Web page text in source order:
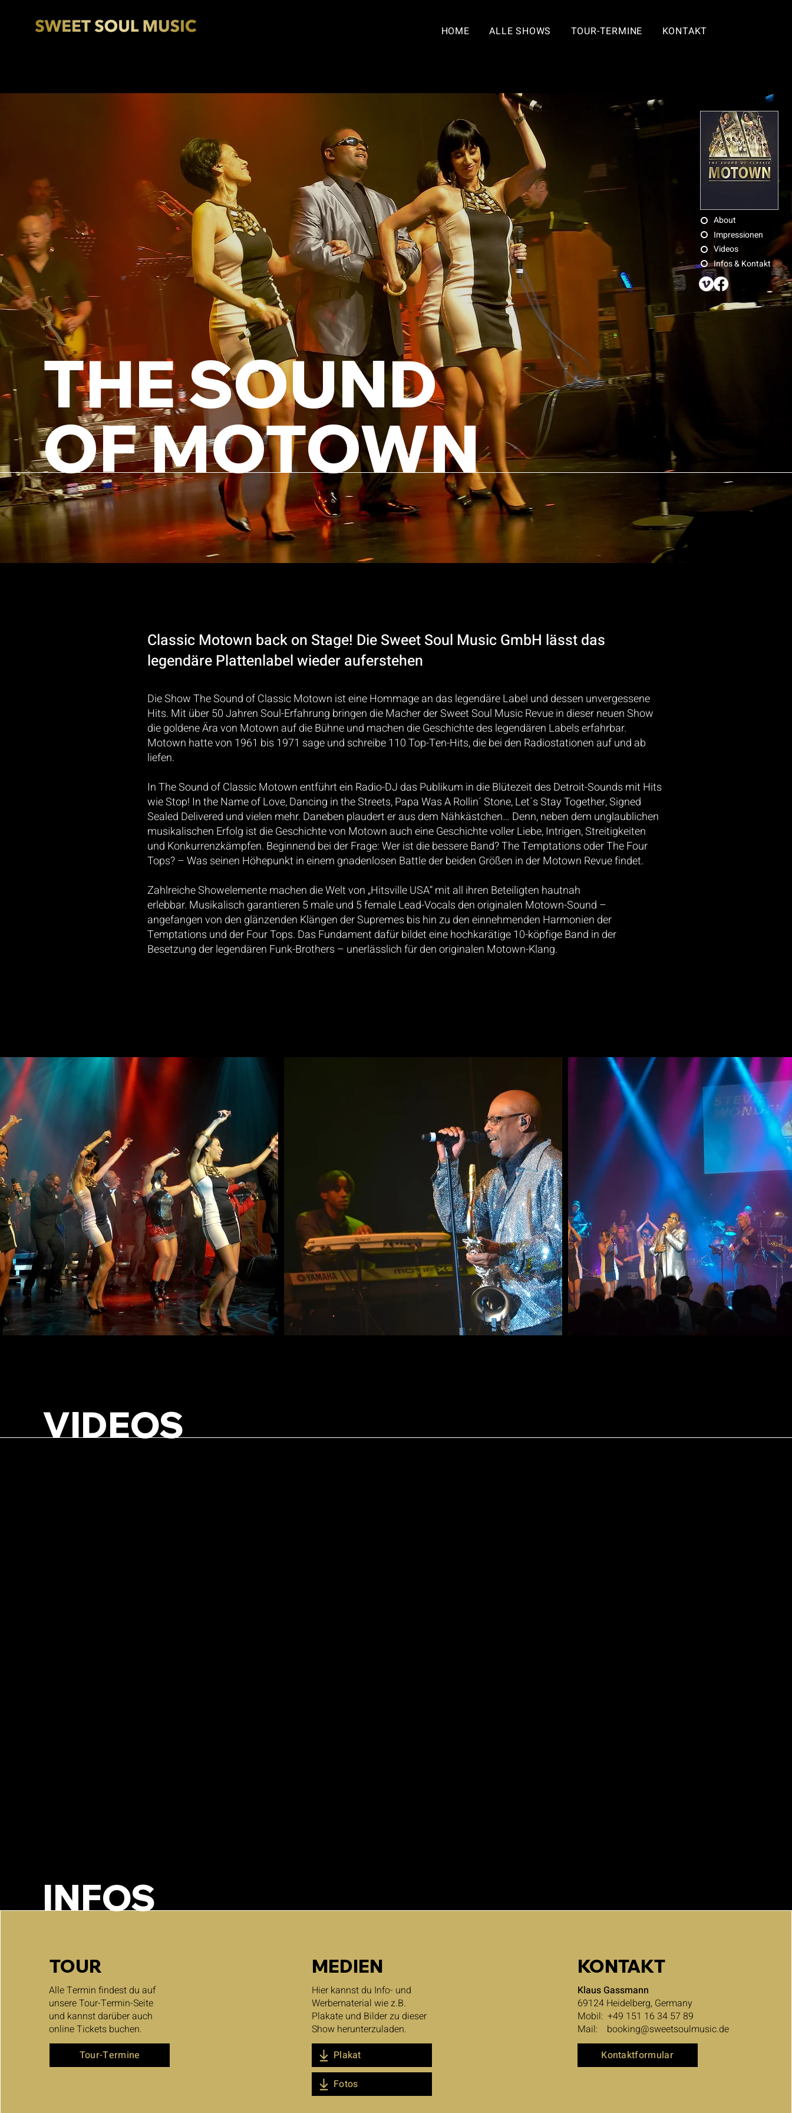
HOME ALLE SHOWS TOUR-TERMINE KONTAKT
About
Impressionen
Videos
Infos & Kontakt
THE SOUND
OF MOTOWN
Classic Motown back on Stage! Die Sweet Soul Music GmbH lässt das
legendäre Plattenlabel wieder auferstehen
Die Show The Sound of Classic Motown ist eine Hommage an das legendäre Label und dessen unvergessene
Hits. Mit über 50 Jahren Soul-Erfahrung bringen die Macher der Sweet Soul Music Revue in dieser neuen Show
die goldene Ära von Motown auf die Bühne und machen die Geschichte des legendären Labels erfahrbar.
Motown hatte von 1961 bis 1971 sage und schreibe 110 Top-Ten-Hits, die bei den Radiostationen auf und ab
liefen.
In The Sound of Classic Motown entführt ein Radio-DJ das Publikum in die Blütezeit des Detroit-Sounds mitHits
wie Stop! In the Name of Love, Dancing in the Streets, Papa Was A Rollin´ Stone, Let´s Stay Together,Signed
Sealed Delivered und vielen mehr. Daneben plaudert er aus dem Nähkästchen… Denn, neben dem unglaublichen
musikalischen Erfolg ist die Geschichte von Motown auch eine Geschichte voller Liebe,Intrigen, Streitigkeiten
und Konkurrenzkämpfen. Beginnend bei der Frage: Wer ist die bessere Band? TheTemptations oder The Four
Tops? – Was seinen Höhepunkt in einem gnadenlosen Battle der beiden Größen in der Motown Revue findet.
Zahlreiche Showelemente machen die Welt von „Hitsville USA“ mit all ihren Beteiligten hautnah
erlebbar. Musikalisch garantieren 5 male und 5 female Lead-Vocals den originalen Motown-Sound –
angefangen von den glänzenden Klängen der Supremes bis hin zu den einnehmenden Harmonien der
Temptations und derFour Tops. Das Fundament dafür bildet eine hochkarätige 10-köpfige Band in der
Besetzung der legendären Funk-Brothers – unerlässlich für den originalen Motown-Klang.
VIDEOS
TOUR
Alle Termin findest du auf
unsere Tour-Termin-Seite
und kannst darüber auch
online Tickets buchen.
Tour-Termine
MEDIEN
Hier kannst du Info- und
Werbematerial wie z.B.
Plakate und Bilder zu dieser
Show herunterzuladen.
Plakat
Fotos
KONTAKT
Klaus Gassmann
69124 Heidelberg, Germany
Mobil: +49 151 16 34 57 89
Mail: booking@sweetsoulmusic.de
Kontaktformular
INFOS